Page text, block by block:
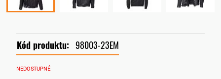
Kód produktu: 98003-23EM
NEDOSTUPNÉ